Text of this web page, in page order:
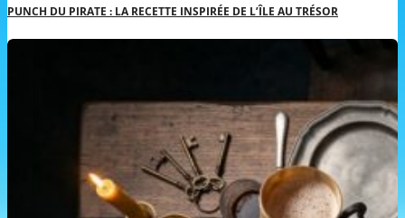
PUNCH DU PIRATE : LA RECETTE INSPIRÉE DE L’ÎLE AU TRÉSOR